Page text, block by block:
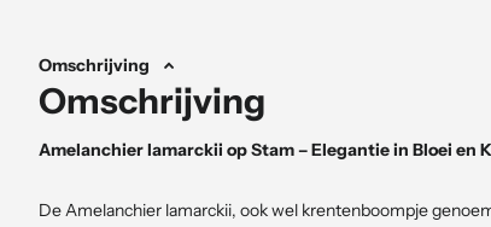
Omschrijving
Omschrijving
Amelanchier lamarckii op Stam – Elegantie in Bloei en
De Amelanchier lamarckii, ook wel krentenboompje